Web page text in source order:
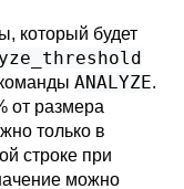
который будет
ANALYZE.
от размера
только в
строке при
можно